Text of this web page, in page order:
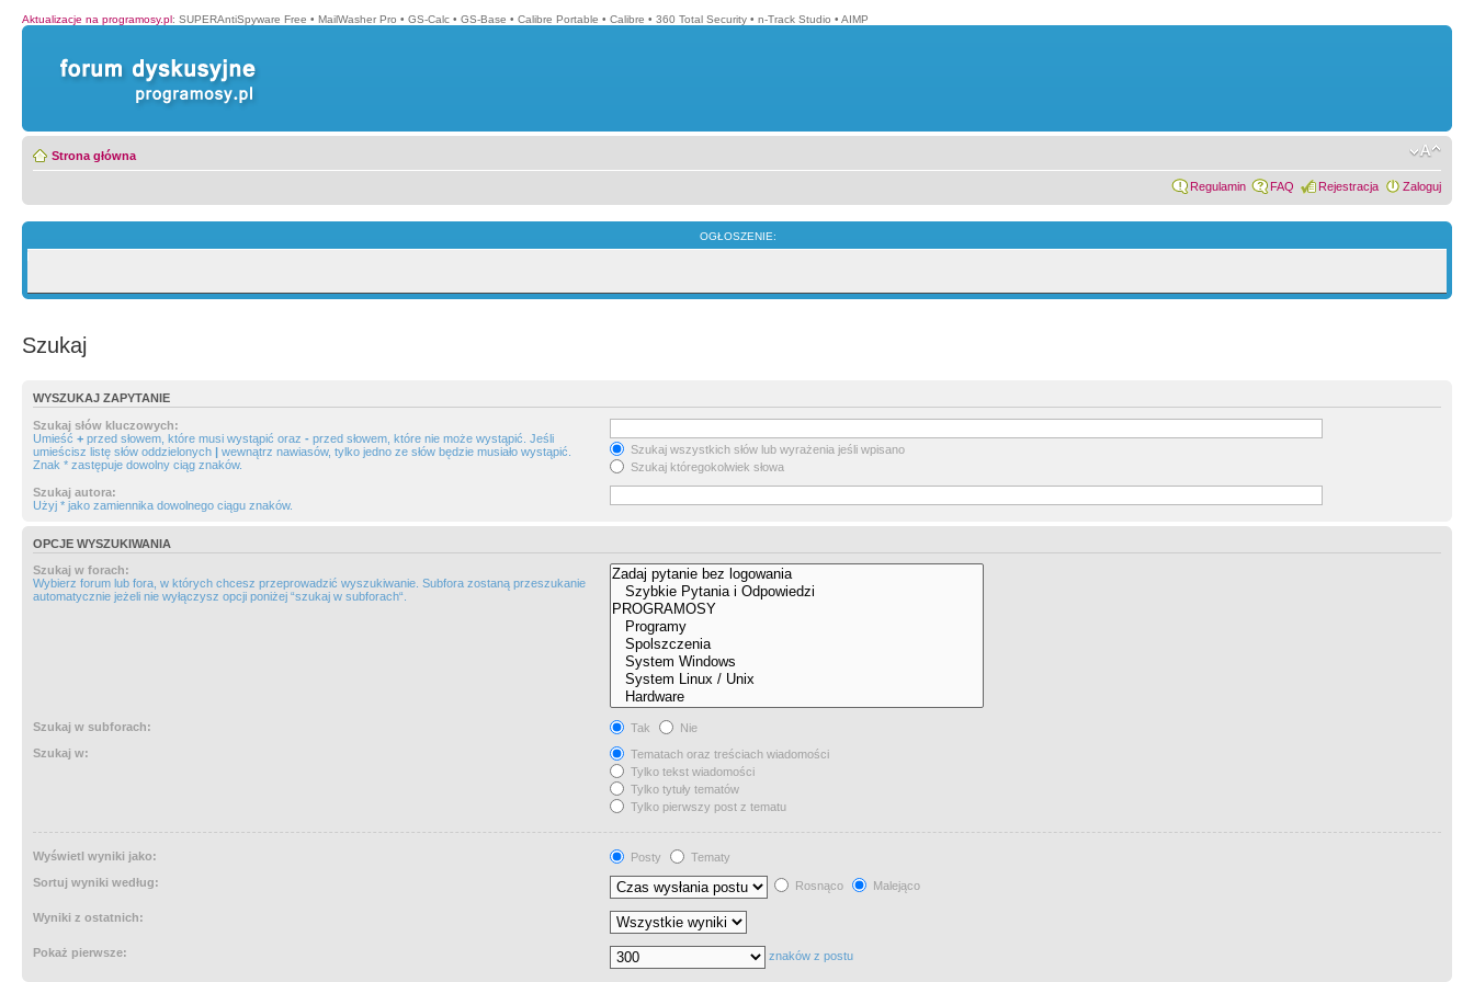
Aktualizacje na programosy.pl: SUPERAntiSpyware Free • MailWasher Pro • GS-Calc • GS-Base • Calibre Portable • Calibre • 360 Total Security • n-Track Studio • AIMP
Strona główna
Regulamin FAQ Rejestracja Zaloguj
OGŁOSZENIE:
Szukaj
WYSZUKAJ ZAPYTANIE
Szukaj słów kluczowych:
Umieść + przed słowem, które musi wystąpić oraz - przed słowem, które nie może wystąpić. Jeśli
umieścisz listę słów oddzielonych | wewnątrz nawiasów, tylko jedno ze słów będzie musiało wystąpić.
Znak * zastępuje dowolny ciąg znaków.
Szukaj wszystkich słów lub wyrażenia jeśli wpisano
Szukaj któregokolwiek słowa
Szukaj autora:
Użyj * jako zamiennika dowolnego ciągu znaków.
OPCJE WYSZUKIWANIA
Szukaj w forach:
Wybierz forum lub fora, w których chcesz przeprowadzić wyszukiwanie. Subfora zostaną przeszukanie
automatycznie jeżeli nie wyłączysz opcji poniżej “szukaj w subforach“.
Szukaj w subforach: Tak
Nie
Szukaj w:
Tematach oraz treściach wiadomości
Tylko tekst wiadomości
Tylko tytuły tematów
Tylko pierwszy post z tematu
Wyświetl wyniki jako: Posty
Tematy
Sortuj wyniki według:
Rosnąco Malejąco
Wyniki z ostatnich:
Pokaż pierwsze: znaków z postu